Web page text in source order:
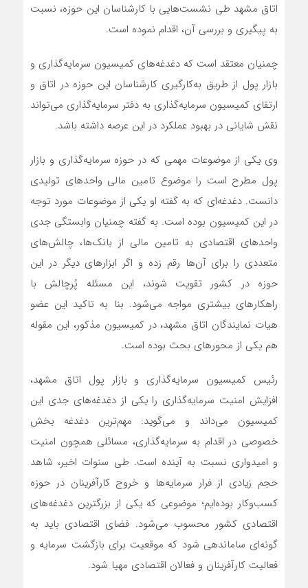
اتاق مشهد طی نشست‌هایی با کارشناسان این حوزه، نسبت
به پیگیری و بررسی آن، اقدام نموده است.
چمنیان معتقد است که دغدغه‌های کمیسیون سرمایه‌گذاری و
بازار پول از طریق به‌کارگیری کارشناسان این حوزه در اتاق و
ارتقای کمیسیون سرمایه‌گذاری به دفتر سرمایه‌گذاری می‌تواند
نقش شایانی در بهبود عملکرد در این عرصه داشته باشد.
وی یکی از موضوعات مهمی که در حوزه سرمایه‌گذاری و بازار
پول مطرح است را موضوع تامین مالی واحدهای تولیدی
دانست. دغدغه‌ای که به گفته او یکی از موضوعات مورد توجه
در این کمیسیون بوده است. به گفته چمنیان وابستگی جدی
واحدهای اقتصادی به تامین مالی از بانک‌ها، چالش‌های
متعددی را برای آن‌ها رقم زده و اگر ابزارهای دیگر در این
حوزه در کشور تقویت شوند، این مسئله پُرچالش با
راهکارهای بیشتری مواجه می‌شود. بنا به تاکید این عضو
هیات نمایندگان اتاق مشهد، در کمیسیون مذکور، این مقوله
هم یکی از محورهای بحث بوده است.
رئیس کمیسیون سرمایه‌گذاری و بازار پول اتاق مشهد،
افزایش امنیت سرمایه‌گذاری را یکی از دغدغه‌های جدی این
کمیسیون می‌داند و می‌گوید: مهم‌ترین دغدغه بخش
خصوصی در اقدام به سرمایه‌گذاری، مسائلی همچون امنیت
و امیدواری نسبت به آینده است. طی سنوات اخیر، شاهد
حجم زیادی از فرار سرمایه‌ها و خروج کارآفرینان در حوزه
کسب‌وکار بوده‌ایم؛ موضوعی که یکی از بزرگترین دغدغه‌های
اقتصادی کشور محسوب می‌شود. فضای اقتصادی باید به
گونه‌ای ساماندهی شود که موقعیت برای بازگشت سرمایه و
فعالیت کارآفرینان و فعالان اقتصادی مهیا شود.